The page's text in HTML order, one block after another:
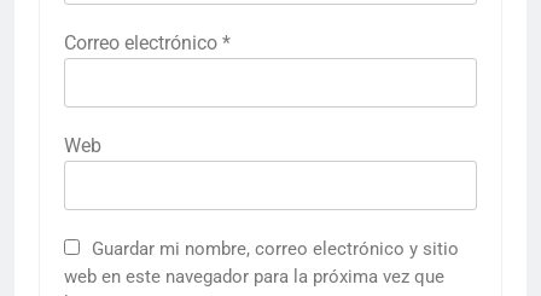
Correo electrónico *
Web
Guardar mi nombre, correo electrónico y sitio
web en este navegador para la próxima vez que